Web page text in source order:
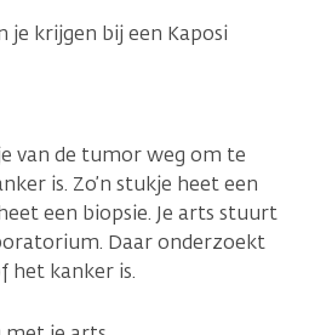
je krijgen bij een Kaposi
van de tumor weg om te
is. Zo’n stukje heet een
een biopsie. Je arts stuurt
Daar onderzoekt
het kanker is.